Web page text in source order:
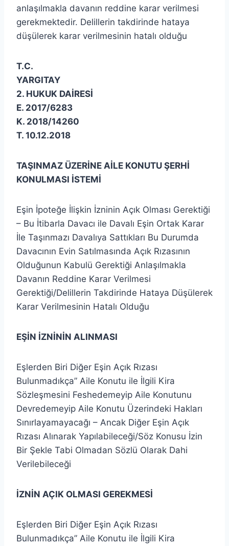
anlaşılmakla davanın reddine karar verilmesi
gerekmektedir. Delillerin takdirinde hataya
düşülerek karar verilmesinin hatalı olduğu
T.C.
YARGITAY
2. HUKUK DAİRESİ
E. 2017/6283
K. 2018/14260
T. 10.12.2018
TAŞINMAZ ÜZERİNE AİLE KONUTU ŞERHİ
KONULMASI İSTEMİ
Eşin İpoteğe İlişkin İzninin Açık Olması Gerektiği
– Bu İtibarla Davacı ile Davalı Eşin Ortak Karar
İle Taşınmazı Davalıya Sattıkları Bu Durumda
Davacının Evin Satılmasında Açık Rızasının
Olduğunun Kabulü Gerektiği Anlaşılmakla
Davanın Reddine Karar Verilmesi
Gerektiği/Delillerin Takdirinde Hataya Düşülerek
Karar Verilmesinin Hatalı Olduğu
EŞİN İZNİNİN ALINMASI
Eşlerden Biri Diğer Eşin Açık Rızası
Bulunmadıkça” Aile Konutu ile İlgili Kira
Sözleşmesini Feshedemeyip Aile Konutunu
Devredemeyip Aile Konutu Üzerindeki Hakları
Sınırlayamayacağı – Ancak Diğer Eşin Açık
Rızası Alınarak Yapılabileceği/Söz Konusu İzin
Bir Şekle Tabi Olmadan Sözlü Olarak Dahi
Verilebileceği
İZNİN AÇIK OLMASI GEREKMESİ
Eşlerden Biri Diğer Eşin Açık Rızası
Bulunmadıkça” Aile Konutu ile İlgili Kira